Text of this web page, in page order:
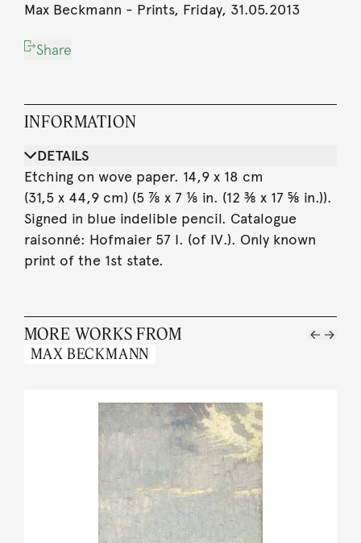
Max Beckmann - Prints, Friday, 31.05.2013
Share
INFORMATION
DETAILS
Etching on wove paper. 14,9 x 18 cm
(31,5 x 44,9 cm) (5 ⅞ x 7 ⅛ in. (12 ⅜ x 17 ⅝ in.)).
Signed in blue indelible pencil. Catalogue
raisonné: Hofmaier 57 I. (of IV.). Only known
print of the 1st state.
MORE WORKS FROM
MAX BECKMANN